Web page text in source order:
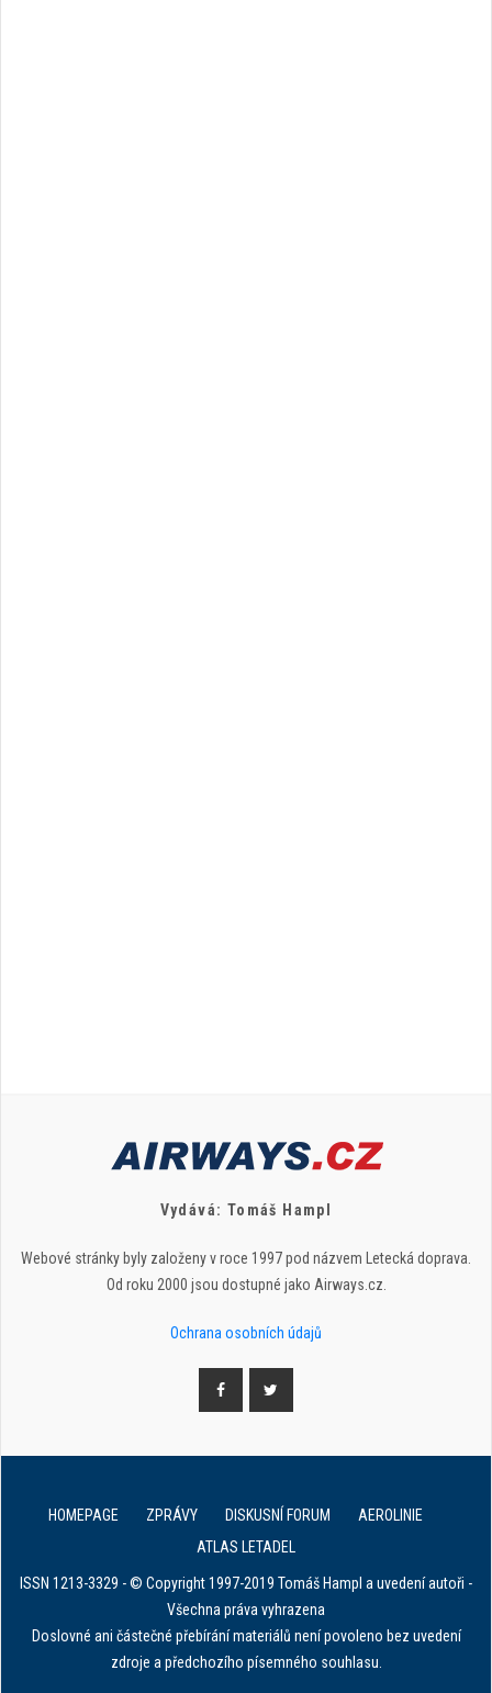
Vydává: Tomáš Hampl
Webové stránky byly založeny v roce 1997 pod názvem Letecká doprava.
Od roku 2000 jsou dostupné jako Airways.cz.
Ochrana osobních údajů
HOMEPAGE ZPRÁVY DISKUSNÍ FORUM
AEROLINIE
ATLAS LETADEL
ISSN 1213-3329 - © Copyright 1997-2019 Tomáš Hampl a uvedení autoři -
Všechna práva vyhrazena
Doslovné ani částečné přebírání materiálů není povoleno bez uvedení
zdroje a předchozího písemného souhlasu.